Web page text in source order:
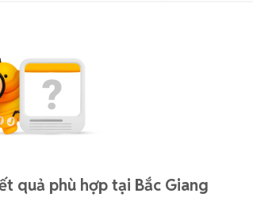
quả phù hợp tại Bắc Giang